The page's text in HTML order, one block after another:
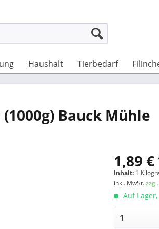
Haushalt Tierbedarf
Bauck Mühle
1,89
Inhalt: 1
inkl. MwSt.
Auf